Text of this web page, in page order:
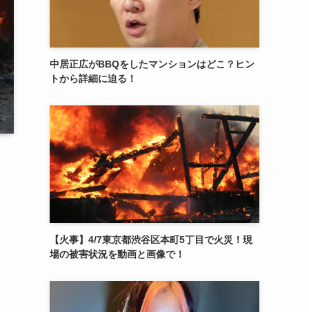
中居正広がBBQをしたマンションはどこ？ヒン
トから詳細に迫る！
【火事】4/7東京都渋谷区本町5丁目で火災！現
場の被害状況を動画と画像で！